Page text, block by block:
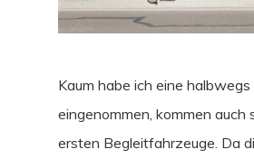
Kaum habe ich eine
eingenommen, kommen auch
ersten Begleitfahrzeuge. Da